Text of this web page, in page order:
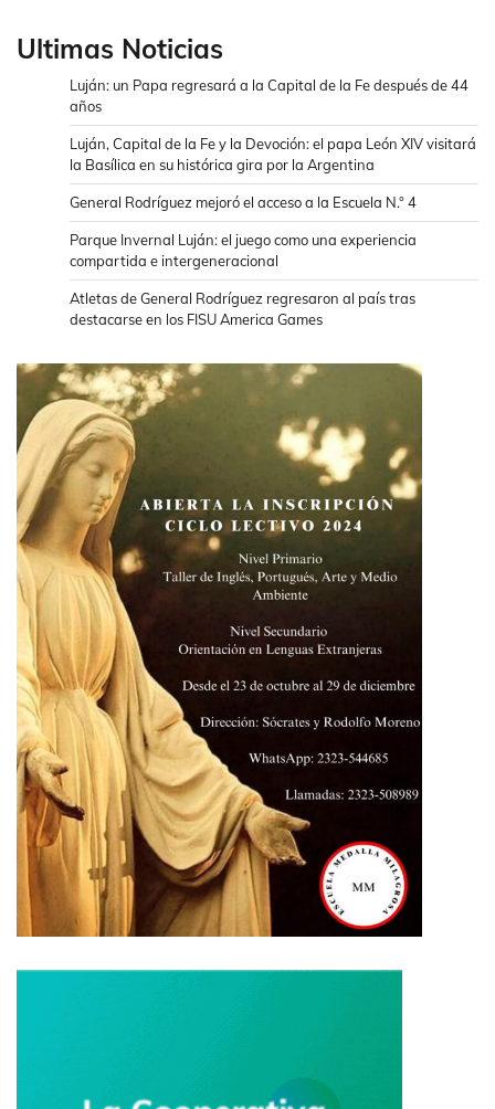
Ultimas Noticias
Luján: un Papa regresará a la Capital de la Fe después de 44
años
Luján, Capital de la Fe y la Devoción: el papa León XIV visitará
la Basílica en su histórica gira por la Argentina
General Rodríguez mejoró el acceso a la Escuela N.° 4
Parque Invernal Luján: el juego como una experiencia
compartida e intergeneracional
Atletas de General Rodríguez regresaron al país tras
destacarse en los FISU America Games